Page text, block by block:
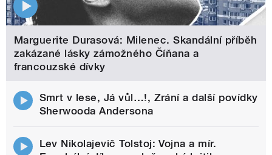
Marguerite Durasová: Milenec. Skandální příběh
zakázané lásky zámožného Číňana a
francouzské dívky
Smrt v lese, Já vůl…!, Zrání a další povídky
Sherwooda Andersona
Lev Nikolajevič Tolstoj: Vojna a mír.